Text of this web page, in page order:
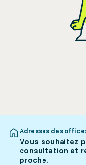
Adresses des
Vous souhaitez
consultation et
proche.